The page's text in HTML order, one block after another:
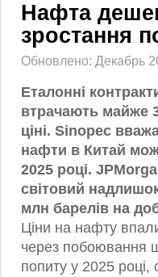
Нафта
зростання
Обновлено: Декабрь
Еталонні
втрачають майже
ціні. Sinopec
нафти в Китай
2025 році.
світовий
млн барелів на
Ціни на нафту
через побоювання
попиту у 2025